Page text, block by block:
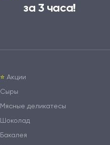
за 3 часа!
⭐️ Акции
Сыры
Мясные деликатесы
Шоколад
Бакалея